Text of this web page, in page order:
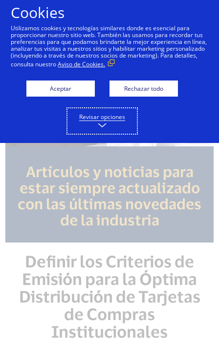
Artículos y noticias para
estar siempre actualizado
con las últimas novedades
de la industria
Definir los Criterios de
Emisión para la Óptima
Distribución de Tarjetas
de Compras
Institucionales
Cookies
Utilizamos cookies y tecnologías similares donde es esencial para
proporcionar nuestro sitio web. También las usamos para recordar tus
preferencias para que podamos brindarte la mejor experiencia en línea,
analizar tus visitas a nuestros sitios y habilitar marketing personalizado
(incluyendo a través de nuestros socios de marketing). Para detalles,
consulta nuestroAviso de Cookies.
Aceptar Rechazar todo
Revisar opciones